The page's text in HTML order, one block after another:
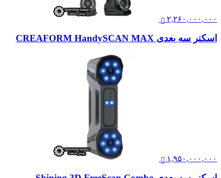
۲,۲۶۰,۰۰۰,۰۰۰
اسکنر سه بعدی CREAFORM HandySCAN MAX
۱,۹۵۰,۰۰۰,۰۰۰